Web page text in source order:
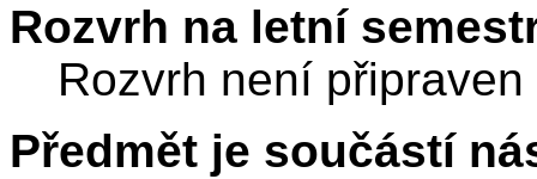
Rozvrh na letní
Rozvrh není připraven
Předmět je součástí